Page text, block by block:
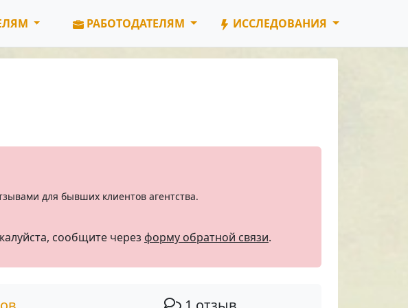
РАБОТОДАТЕЛЯМ ИССЛЕДОВАНИЯ
для бывших клиентов агентства.
сообщите через форму обратной связи.